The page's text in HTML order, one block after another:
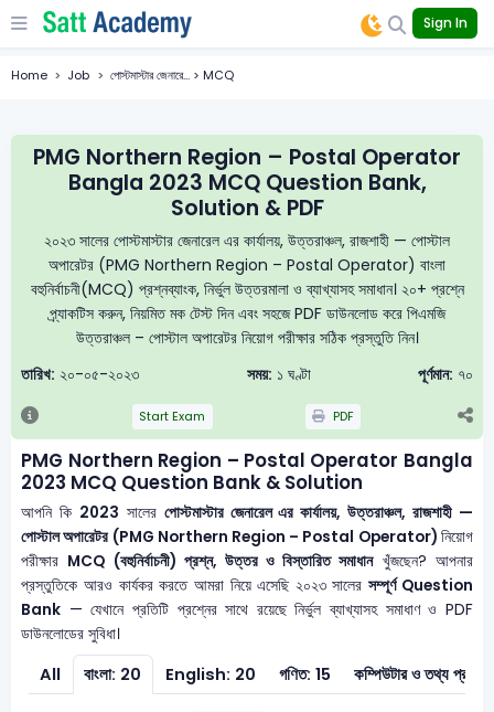
Sign In
Home Job পােস্টমাস্টার জেনারে... > MCQ
PMG Northern Region – Postal Operator
Bangla 2023 MCQ Question Bank,
Solution & PDF
২০২৩ সালের পোস্টমাস্টার জেনারেল এর কার্যালয়, উত্তরাঞ্চল, রাজশাহী — পোস্টাল
অপারেটর (PMG Northern Region – Postal Operator) বাংলা
বহুনির্বাচনী(MCQ) প্রশ্নব্যাংক, নির্ভুল উত্তরমালা ও ব্যাখ্যাসহ সমাধান। ২০+ প্রশ্নে
প্র্যাকটিস করুন, নিয়মিত মক টেস্ট দিন এবং সহজে PDF ডাউনলোড করে পিএমজি
উত্তরাঞ্চল – পোস্টাল অপারেটর নিয়োগ পরীক্ষার সঠিক প্রস্তুতি নিন।
তারিখ: ২০-০৫-২০২৩ সময়: ১ ঘণ্টা পূর্ণমান: ৭০
Start Exam PDF
PMG Northern Region – Postal Operator Bangla
2023 MCQ Question Bank & Solution
আপনি কি 2023 সালের পোস্টমাস্টার জেনারেল এর কার্যালয়, উত্তরাঞ্চল, রাজশাহী —
পোস্টাল অপারেটর (PMG Northern Region – Postal Operator) নিয়োগ
পরীক্ষার MCQ (বহুনির্বাচনী) প্রশ্ন, উত্তর ও বিস্তারিত সমাধানখুঁজছেন? আপনার
প্রস্তুতিকে আরও কার্যকর করতে আমরা নিয়ে এসেছি ২০২৩ সালেরসম্পূর্ণ Question
Bank — যেখানে প্রতিটি প্রশ্নের সাথে রয়েছে নির্ভুল ব্যাখ্যাসহ সমাধাণ ও PDF
ডাউনলোডের সুবিধা।
All বাংলা: 20 English: 20 গণিত: 15 কম্পিউটার